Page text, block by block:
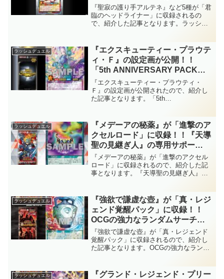
魔法『アルテネの加護』がテーマ
化！！3種のユニオンが存在し、
天使族では汎用的なサポーターと
デュエル】
『聖寂の護り手アルテネ』など5種が「君
臨のヘッドライナー」に収録されるの
で、紹介した記事となります。ラッシュ
天使族では汎用的なサポーターとなりま
すね！！【遊戯王ラッシュデュエル】
ラッシュデュエル
『エクスキューティー・プラウテ
ィ・Ｆ』の設定画が公開！！
「5th ANNIVERSARY PACK」
に収録！！「エクスキューティ
ー」のコンタクトフュージョ
ン！！進化してもなお狼狽してる
ュデュエル】
『エクスキューティー・プラウティ・
Ｆ』の設定画が公開されたので、紹介し
た記事となります。「5th
ョン！！進化してもなお狼狽してるの、
可愛い……。【遊戯王ラッシュデュエ
ル】
ラッシュデュエル
『メデーアの秘薬』が「進撃のア
クセルロード」に収録！！『天導
聖の見継ぎ人』の専用サポー
ト！！大型モンスターの蘇生を連
鎖できるので、決まれば大きなア
ドバンテージを生み出せそうです
ル】
『メデーアの秘薬』が「進撃のアクセル
ロード」に収録されるので、紹介した記
事となります。『天導聖の見継ぎ人』の
バンテージを生み出せそうですね～。
【遊戯王ラッシュデュエル】
ラッシュデュエル
『強欲で謙虚な壺』が「真・レジ
ェンド覚醒パック」に収録！！
OCGの強力なランダムサーチが
実装！！アドバンス召喚を主体に
するラッシュでは確かに相性がい
いですが、それにしてもこのカー
ラッシュデュエル】
『強欲で謙虚な壺』が「真・レジェンド
覚醒パック」に収録されるので、紹介し
た記事となります。OCGの強力なランダ
ですが、それにしてもこのカードは予想
ラッシュデュエル
『グランド・レジェンド・プリー